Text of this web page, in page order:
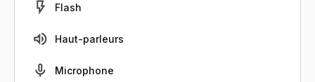
Flash
Haut-parleurs
Microphone